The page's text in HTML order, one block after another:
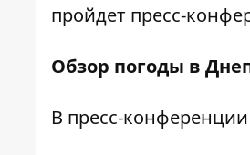
пройдет пресс-
Обзор погоды в
В пресс-